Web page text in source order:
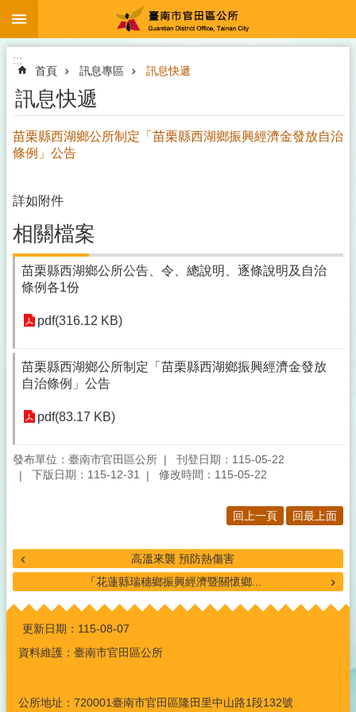
跳到主要內容區塊
:::
首頁 訊息專區 訊息快遞
訊息快遞
苗栗縣西湖鄉公所制定「苗栗縣西湖鄉振興經濟金發放自治
條例」公告
詳如附件
相關檔案
苗栗縣西湖鄉公所公告、令、總說明、逐條說明及自治
條例各1份
pdf(316.12 KB)
苗栗縣西湖鄉公所制定「苗栗縣西湖鄉振興經濟金發放
自治條例」公告
pdf(83.17 KB)
發布單位：臺南市官田區公所
刊登日期：115-05-22
下版日期：115-12-31
修改時間：115-05-22
回上一頁 回最上面
高溫來襲 預防熱傷害
「花蓮縣瑞穗鄉振興經濟暨關懷鄉...
:::
更新日期： 115-08-07
資料維護：臺南市官田區公所
公所地址：720001臺南市官田區隆田里中山路1段132號